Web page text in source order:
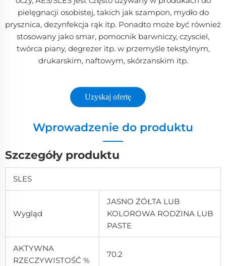
pielęgnacji osobistej, takich jak szampon, mydło do
prysznica, dezynfekcja rąk itp. Ponadto może być również
stosowany jako smar, pomocnik barwniczy, czysciel,
twórca piany, degrezer itp. w przemyśle tekstylnym,
drukarskim, naftowym, skórzanskim itp.
Uzyskaj ofertę
Wprowadzenie do produktu
Szczegóły produktu
SLES
Wygląd
JASNO ŻÓŁTA LUB
KOLOROWA RODZINA LUB
PASTE
AKTYWNA
RZECZYWISTOŚĆ %
70.2